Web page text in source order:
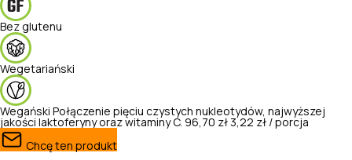
Bez glutenu
Wegetariański
Wegański Połączenie pięciu czystych nukleotydów, najwyższej
jakości laktoferyny oraz witaminy C. 96,70 zł 3,22 zł / porcja
Chcę ten produkt